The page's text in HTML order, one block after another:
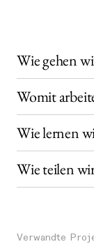
Wie gehen
Womit
Wie lernen
Wie teilen
Verwandte